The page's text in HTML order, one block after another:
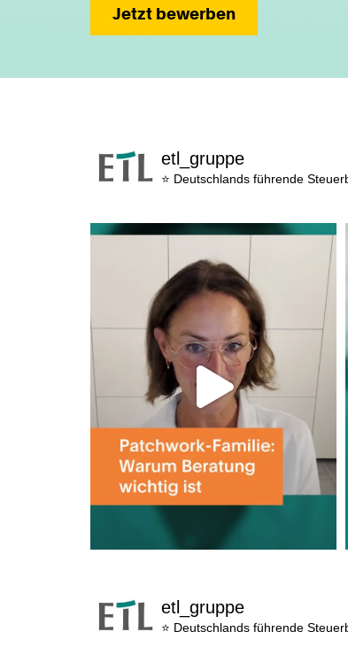
Jetzt bewerben
etl_gruppe
⭐ Deutschlands führende
etl_gruppe
⭐ Deutschlands führende